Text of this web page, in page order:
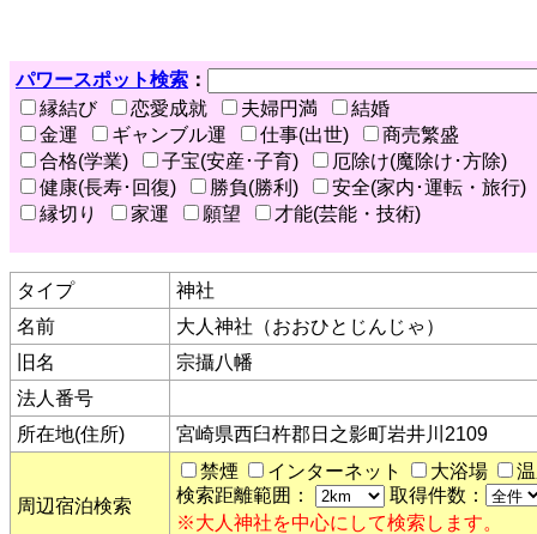
パワースポット検索 ：
縁結び
恋愛成就 夫婦円満
結婚
金運
ギャンブル運 仕事(出世)
商売繁盛
合格(学業)
子宝(安産･子育)
厄除け(魔除け･方除)
健康(長寿･回復)
勝負(勝利)
安全(家内･運転・旅行)
縁切り
家運 願望 才能(芸能・技術)
タイプ
神社
名前
大人神社（おおひとじんじゃ）
旧名
宗攝八幡
法人番号
所在地(住所)
宮崎県西臼杵郡日之影町岩井川2109
周辺宿泊検索
禁煙 インターネット 大浴場
検索距離範囲：
取得件数：
※大人神社を中心にして検索します。